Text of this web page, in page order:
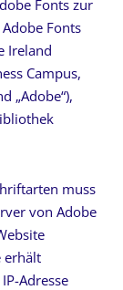
Fonts zur
Fonts
Ireland
Campus,
„Adobe“),
muss
von Adobe
erhält
Adresse